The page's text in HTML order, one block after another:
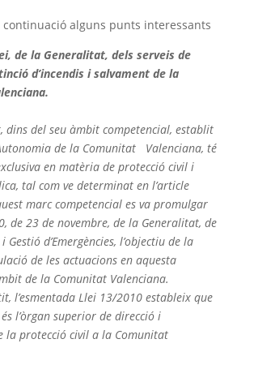
continuació alguns punts interessants
de la Generalitat, dels serveis de
d’incendis i salvament de la
dins del seu àmbit competencial, establit
de la Comunitat Valenciana, té
en matèria de protecció civil i
tal com ve determinat en l’article
marc competencial es va promulgar
de 23 de novembre, de la Generalitat, de
Gestió d’Emergències, l’objectiu de la
de les actuacions en aquesta
de la Comunitat Valenciana.
l’esmentada Llei 13/2010 estableix que
l’òrgan superior de direcció i
la protecció civil a la Comunitat